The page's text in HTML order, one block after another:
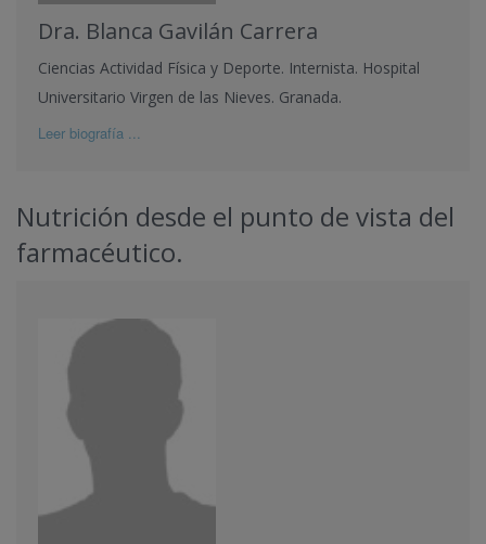
Dra. Blanca Gavilán Carrera
Ciencias Actividad Física y Deporte. Internista. Hospital
Universitario Virgen de las Nieves. Granada.
Leer biografía ...
Nutrición desde el punto de vista del
farmacéutico.